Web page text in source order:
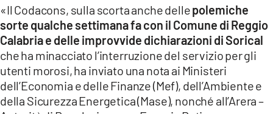
LACPLAY.IT
LACTV.IT
LACONAIR.IT
LACITYMAG.IT
ILREGGINO.IT
«Il Codacons, sulla scorta anche dellepolemiche
sorte qualche settimana fa con il Comune di Reggio
Calabria e delle improvvide dichiarazioni di Sorical
che ha minacciato l’interruzione del servizio per gli
utenti morosi, ha inviato una nota ai Ministeri
dell’Economia e delle Finanze (Mef), dell’Ambiente e
della Sicurezza Energetica (Mase), nonché all’Arera –